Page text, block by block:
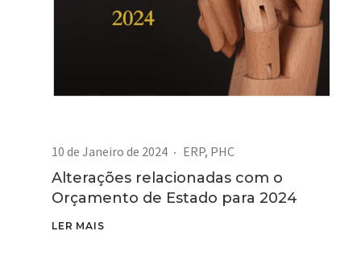
10 de Janeiro de 2024 ERP, PHC
Alterações relacionadas com o
Orçamento de Estado para 2024
LER MAIS